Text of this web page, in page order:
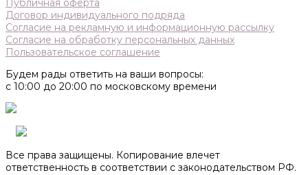
Публичная оферта
Договор индивидуального подряда
Согласие на рекламную и информационную рассылку
Согласие на обработку персональных данных
Пользовательское соглашение
Будем рады ответить на ваши вопросы:
с 10:00 до 20:00 по московскому времени
Все права защищены. Копирование влечет
ответственность в соответствии с законодательством РФ.